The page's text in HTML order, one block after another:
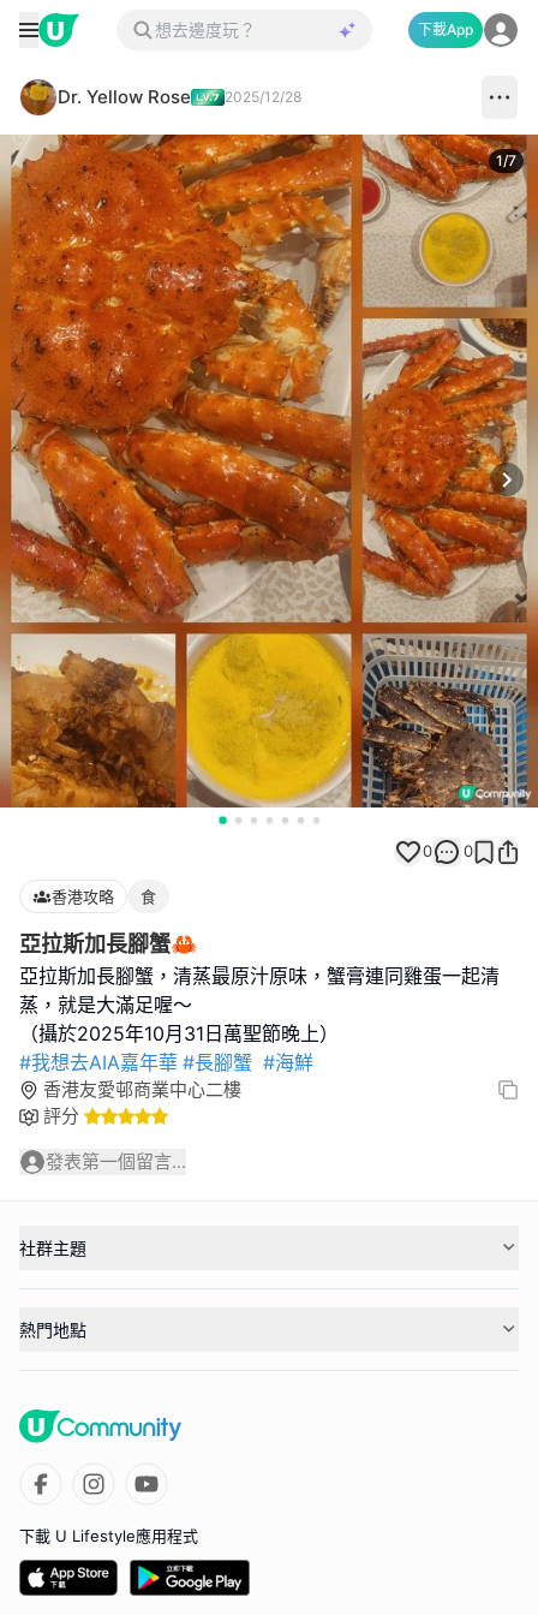
下載App
Dr. Yellow Rose 2025/12/28
1/7
0 0
香港攻略 食
亞拉斯加長腳蟹🦀
亞拉斯加長腳蟹，清蒸最原汁原味，蟹膏連同雞蛋一起清
蒸，就是大滿足喔～
#我想去AIA嘉年華 #長腳蟹 #海鮮
香港友愛邨商業中心二樓
評分
發表第一個留言...
社群主題
熱門地點
下載 U Lifestyle應用程式